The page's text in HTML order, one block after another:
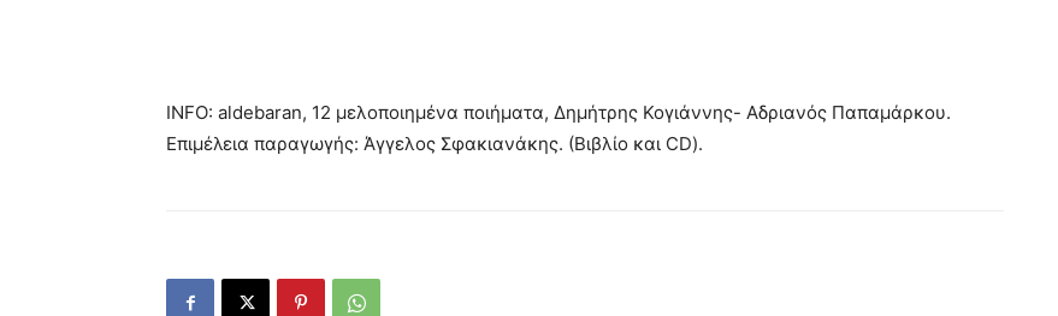
INFO: aldebaran, 12 μελοποιημένα ποιήματα, Δημήτρης Κογιάννης- Αδριανός Παπαμάρκου.
Επιμέλεια παραγωγής: Άγγελος Σφακιανάκης. (Βιβλίο και CD).